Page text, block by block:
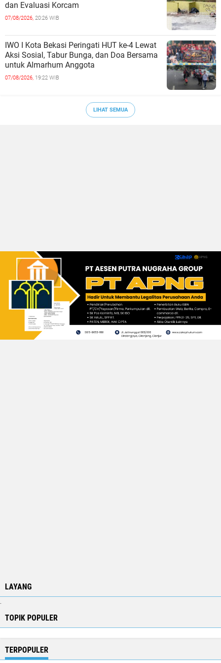
dan Evaluasi Korcam
07/08/2026, 20:26 WIB
IWO I Kota Bekasi Peringati HUT ke-4 Lewat
Aksi Sosial, Tabur Bunga, dan Doa Bersama
untuk Almarhum Anggota
07/08/2026, 19:22 WIB
LIHAT SEMUA
LAYANG
.
TOPIK POPULER
TERPOPULER